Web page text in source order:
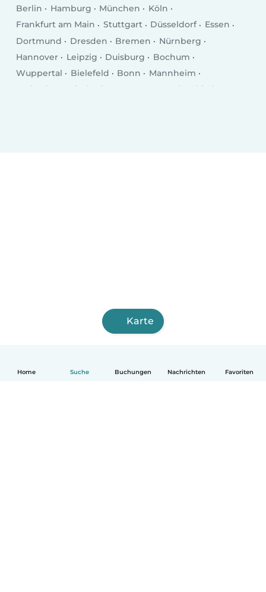
Home Suche Buchungen Nachrichten Favoriten
Berlin Hamburg München
Köln
Frankfurt am Main
Stuttgart Düsseldorf
Essen
Dortmund
Dresden Bremen
Nürnberg
Hannover
Leipzig Duisburg
Bochum
Wuppertal
Bielefeld Bonn
Mannheim
Karlsruhe
Wiesbaden
Gelsenkirchen
Karte